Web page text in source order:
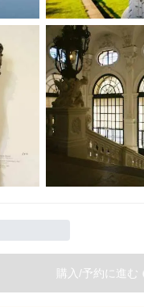
購入/予約に進む